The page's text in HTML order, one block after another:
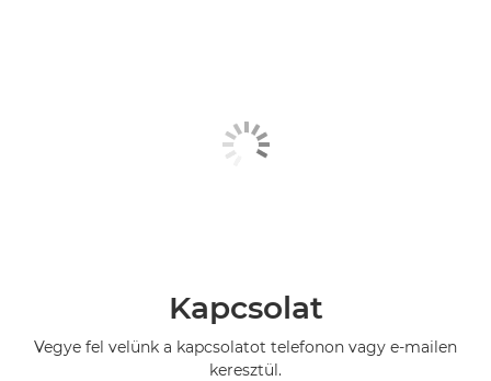
Kapcsolat
Vegye fel velünk a kapcsolatot telefonon vagy e-mailen
keresztül.